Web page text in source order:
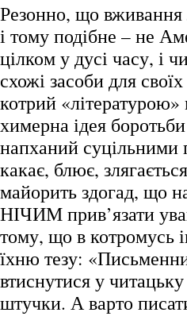
Резонно, що вживання
і тому подібне – не
цілком у дусі часу, і
схожі засоби для
котрий
химерна ідея
напханий суцільними
какає, блює,
майорить здогад, що
НІЧИМ прив’язати
тому, що в котромусь
їхню тезу:
втиснутися у
штучки. А варто